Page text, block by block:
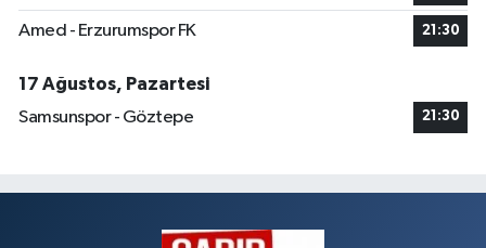
Amed - Erzurumspor FK 21:30
17 Ağustos, Pazartesi
Samsunspor - Göztepe
21:30